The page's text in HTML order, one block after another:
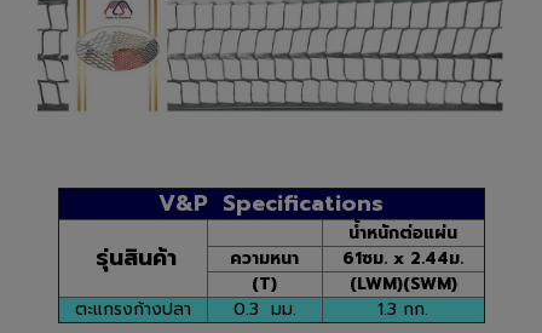
V&P Specifications
รุ่นสินค้า
น้ำหนักต่อแผ่น
ความหนา
61ซม. x 2.44ม.
(T)
(LWM)(SWM)
ตะแกรงก้างปลา
0.3 มม. 1.3 กก.